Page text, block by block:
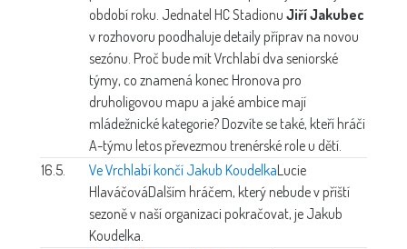
období roku. Jednatel HC Stadionu Jiří Jakubec
v rozhovoru poodhaluje detaily příprav na novou
sezónu. Proč bude mít Vrchlabí dva seniorské
týmy, co znamená konec Hronova pro
druholigovou mapu a jaké ambice mají
mládežnické kategorie? Dozvíte se také, kteří hráči
A-týmu letos převezmou trenérské role u dětí.
16.5.
Ve Vrchlabí končí Jakub KoudelkaLucie
HlaváčováDalším hráčem, který nebude v příští
sezoně v naší organizaci pokračovat, je Jakub
Koudelka.